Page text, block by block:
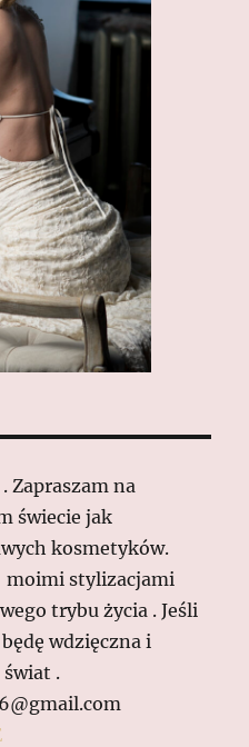
Zapraszam na
świecie jak
kosmetyków.
moimi stylizacjami
trybu życia . Jeśli
wdzięczna i
.